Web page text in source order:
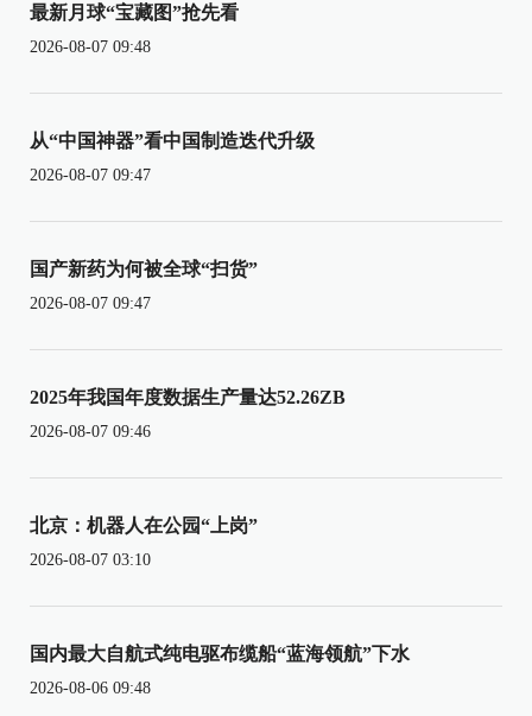
最新月球“宝藏图”抢先看
2026-08-07 09:48
从“中国神器”看中国制造迭代升级
2026-08-07 09:47
国产新药为何被全球“扫货”
2026-08-07 09:47
2025年我国年度数据生产量达52.26ZB
2026-08-07 09:46
北京：机器人在公园“上岗”
2026-08-07 03:10
国内最大自航式纯电驱布缆船“蓝海领航”下水
2026-08-06 09:48